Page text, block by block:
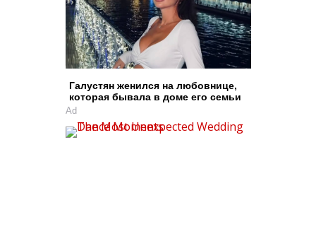
Галустян женился на любовнице,
которая бывала в доме его семьи
Ad